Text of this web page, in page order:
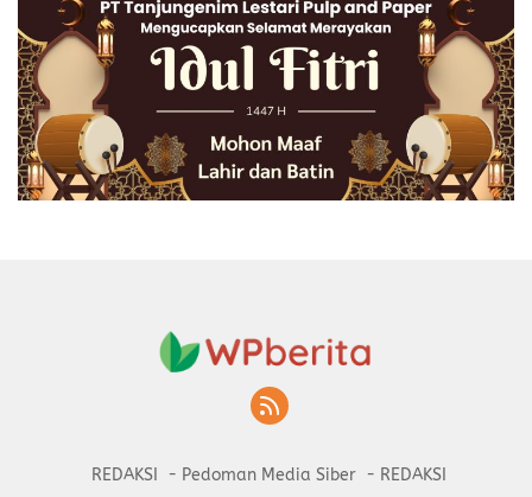
REDAKSI Pedoman Media Siber REDAKSI